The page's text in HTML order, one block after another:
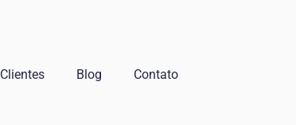
Clientes Blog Contato